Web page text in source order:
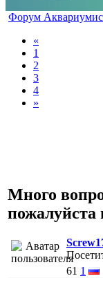
Форум
«
1
2
3
4
»
Много
пожалуйста
61 1